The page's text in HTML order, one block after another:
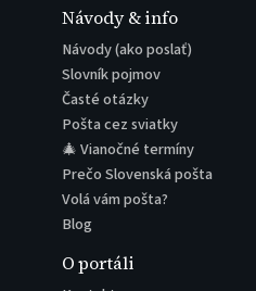
Návody & info
Návody (ako poslať)
Slovník pojmov
Časté otázky
Pošta cez sviatky
🎄 Vianočné termíny
Prečo Slovenská pošta
Volá vám pošta?
Blog
O portáli